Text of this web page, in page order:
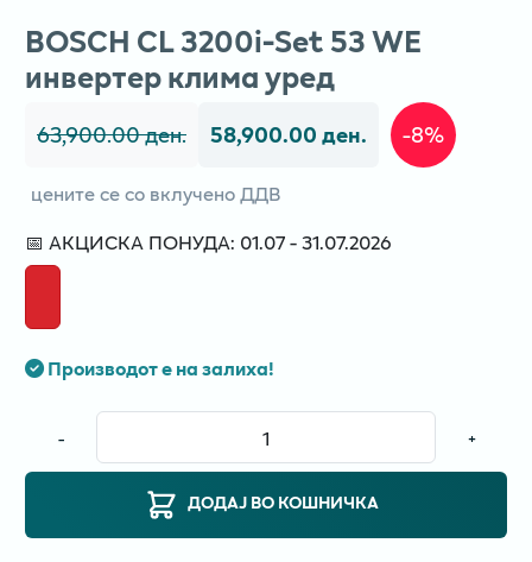
BOSCH CL 3200i-Set 53 WE
инвертер клима уред
63,900.00 ден. 58,900.00 ден. -8%
цените се со вклучено ДДВ
📅 АКЦИСКА ПОНУДА: 01.07 - 31.07.2026
Производот е на залиха!
- +
ДОДАЈ ВО КОШНИЧКА